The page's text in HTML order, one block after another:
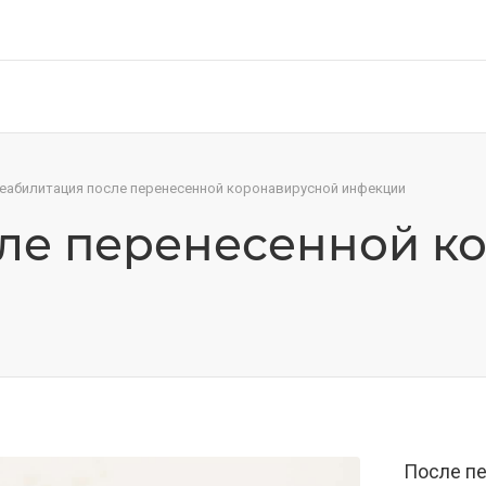
после перенесенной коронавирусной инфекции
перенесенной
После